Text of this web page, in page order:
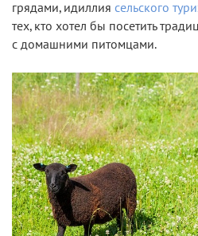
грядами, идиллия сельского
тех, кто хотел бы посетить
с домашними питомцами.